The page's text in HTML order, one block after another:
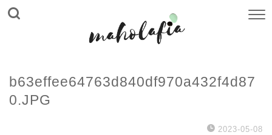
b63effee64763d840df970a432f4d87
0.JPG
2023-05-08